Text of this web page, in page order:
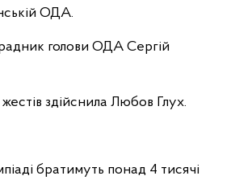
ОДА.
голови ОДА Сергій
здійснила Любов Глух.
братимуть понад 4 тисячі